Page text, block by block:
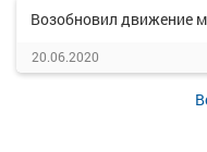
Возобновил движение
20.06.2020